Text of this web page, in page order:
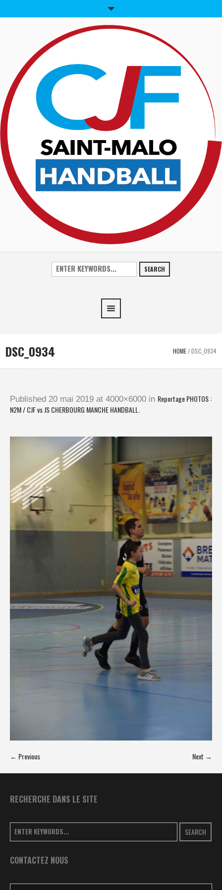
SEARCH
DSC_0934 HOME/DSC_0934
Published 20 mai 2019 at 4000×6000 in Reportage PHOTOS :
N2M / CJF vs JS CHERBOURG MANCHE HANDBALL .
← Previous Next →
RECHERCHE DANS LE SITE
SEARCH
CONTACTEZ NOUS